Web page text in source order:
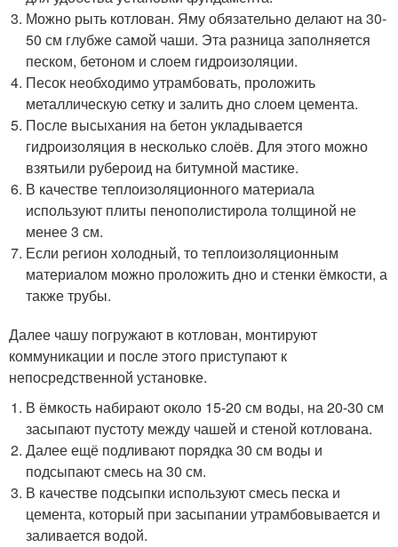
Можно рыть котлован. Яму обязательно делают на 30-
50 см глубже самой чаши. Эта разница заполняется
песком, бетоном и слоем гидроизоляции.
Песок необходимо утрамбовать, проложить
металлическую сетку и залить дно слоем цемента.
После высыхания на бетон укладывается
гидроизоляция в несколько слоёв. Для этого можно
взятьили рубероид на битумной мастике.
В качестве теплоизоляционного материала
используют плиты пенополистирола толщиной не
менее 3 см.
Если регион холодный, то теплоизоляционным
материалом можно проложить дно и стенки ёмкости, а
также трубы.
Далее чашу погружают в котлован, монтируют
коммуникации и после этого приступают к
непосредственной установке.
В ёмкость набирают около 15-20 см воды, на 20-30 см
засыпают пустоту между чашей и стеной котлована.
Далее ещё подливают порядка 30 см воды и
подсыпают смесь на 30 см.
В качестве подсыпки используют смесь песка и
цемента, который при засыпании утрамбовывается и
заливается водой.